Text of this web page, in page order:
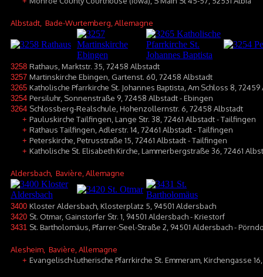
Albstadt , Bade-Wurtemberg, Allemagne
3258 Rathaus, Marktstr. 35, 72458 Albstadt
3257 Martinskirche Ebingen, Gartenst. 60, 72458 Albstadt
3265 Katholische Pfarrkirche St. Johannes Baptista, Am Schloss 8,
3254 Persiluhr, Sonnenstraße 9, 72458 Albstadt - Ebingen
3264 Schlossberg-Realschule, Hohenzollernstr. 6, 72458 Albstadt
+ Pauluskirche Tailfingen, Lange Str. 38, 72461 Albstadt - Tailfingen
+ Rathaus Tailfingen, Adlerstr. 14, 72461 Albstadt - Tailfingen
+ Peterskirche, Petrusstraße 15, 72461 Albstadt - Tailfingen
+ Katholische St. Elisabeth Kirche, Lammerbergstraße 36, 72461
Aldersbach , Bavière, Allemagne
3400 Kloster Aldersbach, Klosterplatz 5, 94501 Aldersbach
3420 St. Otmar, Gainstorfer Str. 1, 94501 Aldersbach - Kriestorf
3431 St. Bartholomäus, Pfarrer-Seel-Straße 2, 94501 Aldersbach -
Alesheim , Bavière, Allemagne
+ Evangelisch-lutherische Pfarrkirche St. Emmeram, Kirchengasse